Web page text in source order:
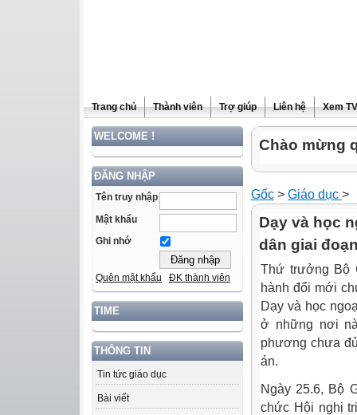
Trang chủ Thành viên Trợ giúp Liên hệ Xem TV
WELCOME !
ĐĂNG NHẬP
Tên truy nhập
Mật khẩu
Ghi nhớ
Quên mật khẩu ĐK thành viên
TIME
THÔNG TIN
Tin tức giáo dục
Bài viết
Chào mừng
Gốc > Giáo dục >
Dạy và học
dân giai
Thứ trưởng Bộ
hành đổi mới
Dạy và học
ở những nơi
phương chưa
án.
Ngày 25.6, Bộ
chức Hội nghị